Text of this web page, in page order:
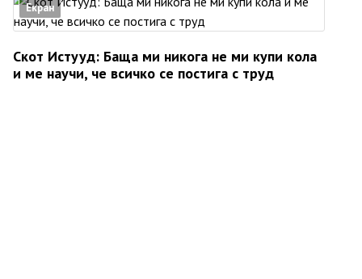
Екран
Скот Истууд: Баща ми никога не ми купи кола
и ме научи, че всичко се постига с труд